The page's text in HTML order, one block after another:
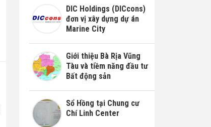
DIC Holdings (DICcons)
đơn vị xây dựng dự án
Marine City
Giới thiệu Bà Rịa Vũng
Tàu và tiềm năng đầu tư
Bất động sản
Sổ Hồng tại Chung cư
Chí Linh Center